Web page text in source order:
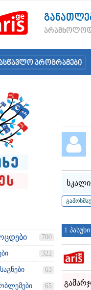
პროგრამები
700
322
63
65
1 პასუხი